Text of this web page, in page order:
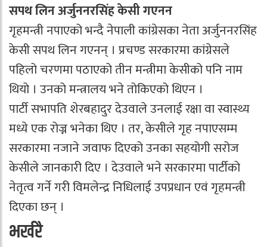
सपथ लिन अर्जुननरसिंह केसी गएनन
गृहमन्त्री नपाएको भन्दै नेपाली कांग्रेसका नेता अर्जुननरसिंह
केसी सपथ लिन गएनन् । प्रचण्ड सरकारमा कांग्रेसले
पहिलो चरणमा पठाएको तीन मन्त्रीमा केसीको पनि नाम
थियो । उनको मन्त्रालय भने तोकिएको थिएन ।
पार्टी सभापति शेरबहादुर देउवाले उनलाई रक्षा वा स्वास्थ्य
मध्ये एक रोज्न भनेका थिए । तर, केसीले गृह नपाएसम्म
सरकारमा नजाने जवाफ दिएको उनका सहयोगी सरोज
केसीले जानकारी दिए । देउवाले भने सरकारमा पार्टीको
नेतृत्व गर्ने गरी विमलेन्द्र निधिलाई उपप्रधान एवं गृहमन्त्री
दिएका छन् ।
भर्खरै